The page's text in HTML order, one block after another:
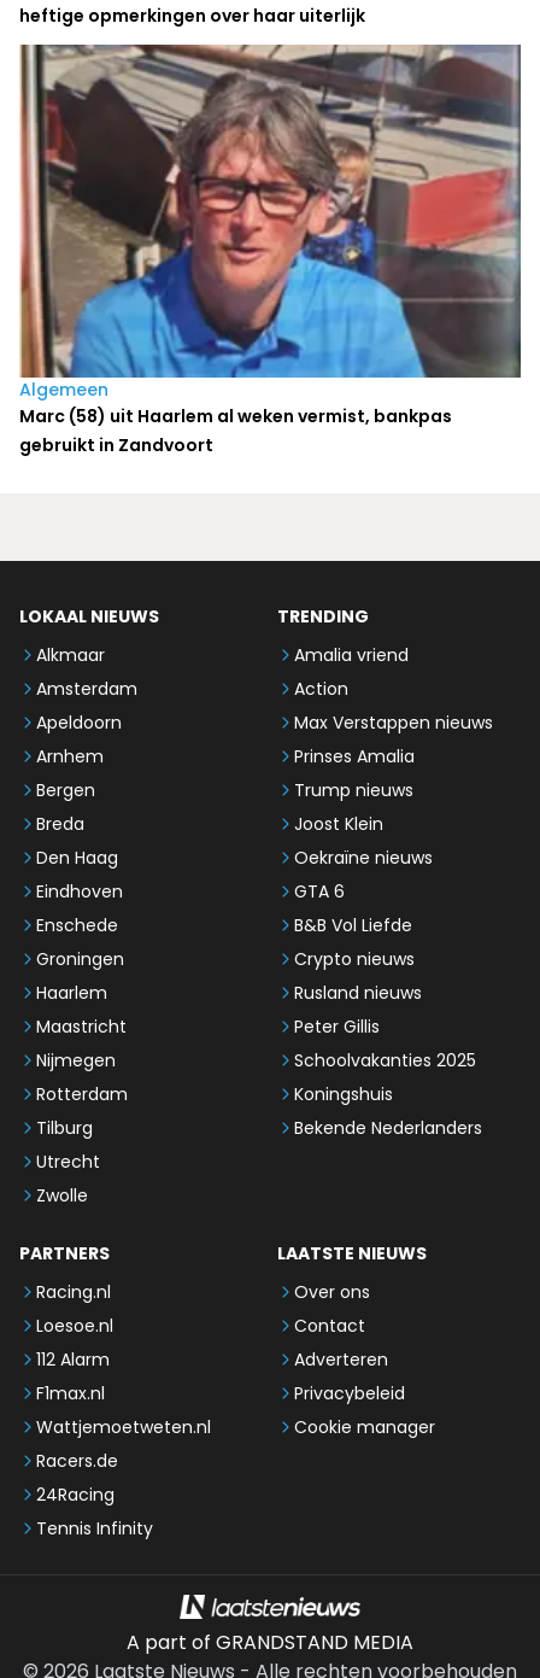
heftige opmerkingen over haar uiterlijk
Algemeen
Marc (58) uit Haarlem al weken vermist, bankpas
gebruikt in Zandvoort
LOKAAL NIEUWS
Alkmaar
Amsterdam
Apeldoorn
Arnhem
Bergen
Breda
Den Haag
Eindhoven
Enschede
Groningen
Haarlem
Maastricht
Nijmegen
Rotterdam
Tilburg
Utrecht
Zwolle
TRENDING
Amalia vriend
Action
Max Verstappen nieuws
Prinses Amalia
Trump nieuws
Joost Klein
Oekraïne nieuws
GTA 6
B&B Vol Liefde
Crypto nieuws
Rusland nieuws
Peter Gillis
Schoolvakanties 2025
Koningshuis
Bekende Nederlanders
PARTNERS
Racing.nl
Loesoe.nl
112 Alarm
F1max.nl
Wattjemoetweten.nl
Racers.de
24Racing
Tennis Infinity
LAATSTE NIEUWS
Over ons
Contact
Adverteren
Privacybeleid
Cookie manager
A part of GRANDSTAND MEDIA
© 2026 Laatste Nieuws - Alle rechten voorbehouden